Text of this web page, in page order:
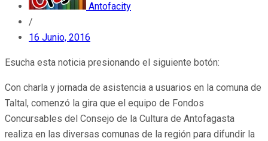
Antofacity
/
16 Junio, 2016
Esucha esta noticia presionando el siguiente botón:
Con charla y jornada de asistencia a usuarios en la comuna de
Taltal, comenzó la gira que el equipo de Fondos
Concursables del Consejo de la Cultura de Antofagasta
realiza en las diversas comunas de la región para difundir la